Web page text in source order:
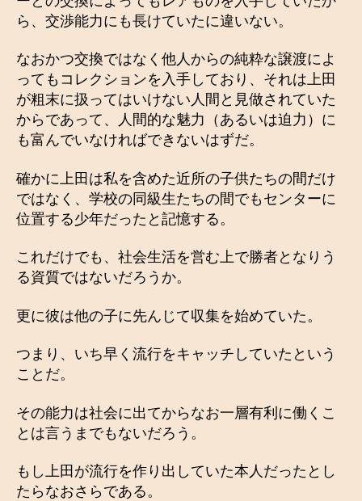
ら、交渉能力にも長けていたに違いない。
なおかつ交換ではなく他人からの純粋な譲渡によ
ってもコレクションを入手しており、それは上田
が粗末に扱ってはいけない人間と見做されていた
からであって、人間的な魅力（あるいは迫力）に
も富んでいなければできないはずだ。
確かに上田は私を含めた近所の子供たちの間だけ
ではなく、学校の同級生たちの間でもセンターに
位置する少年だったと記憶する。
これだけでも、社会生活を営む上で勝者となりう
る資質ではないだろうか。
更に彼は他の子に先んじて収集を始めていた。
つまり、いち早く流行をキャッチしていたという
ことだ。
その能力は社会に出てからなお一層有利に働くこ
とは言うまでもないだろう。
もし上田が流行を作り出していた本人だったとし
たらなおさらである。